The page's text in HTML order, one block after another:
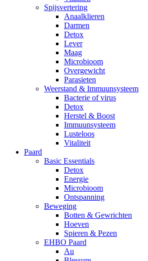
Spijsvertering
Anaalklieren
Darmen
Detox
Lever
Maag
Microbioom
Overgewicht
Parasieten
Weerstand & Immuunsysteem
Bacterie of virus
Detox
Herstel & Boost
Immuunsysteem
Lusteloos
Vitaliteit
Paard
Basic Essentials
Detox
Energie
Microbioom
Ontspanning
Beweging
Botten & Gewrichten
Hoeven
Spieren & Pezen
EHBO Paard
Au